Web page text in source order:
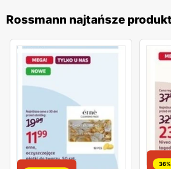
Rossmann najtańsze